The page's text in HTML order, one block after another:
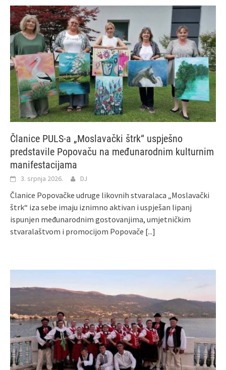
Članice PULS-a „Moslavački štrk“ uspješno
predstavile Popovaču na međunarodnim kulturnim
manifestacijama
3. srpnja 2026. DJ
Članice Popovačke udruge likovnih stvaralaca „Moslavački
štrk“ iza sebe imaju iznimno aktivan i uspješan lipanj
ispunjen međunarodnim gostovanjima, umjetničkim
stvaralaštvom i promocijom Popovače [...]